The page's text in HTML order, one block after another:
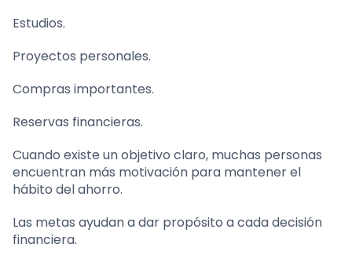
Estudios.
Proyectos personales.
Compras importantes.
Reservas financieras.
Cuando existe un objetivo claro, muchas personas
encuentran más motivación para mantener el
hábito del ahorro.
Las metas ayudan a dar propósito a cada decisión
financiera.